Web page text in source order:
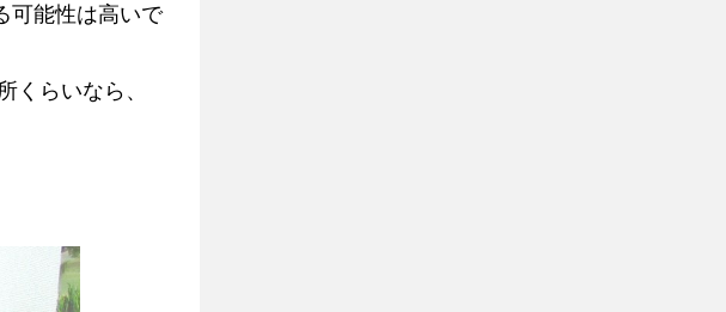
可能性は高いで
くらいなら、